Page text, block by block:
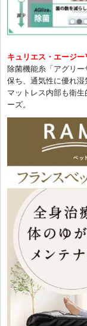
キュリエス・エージ
除菌機能糸「アグリ
保ち、通気性に優れ
マットレス内部も衛
ーズ。